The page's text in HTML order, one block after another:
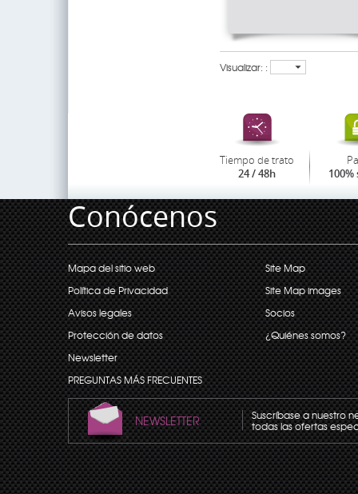
Visualizar: :
Tiempo de trato
24 / 48h 100%
Conócenos
Mapa del sitio web
Política de Privacidad
Avisos legales
Protección de datos
Newsletter
PREGUNTAS MÁS FRECUENTES
Site Map
Site Map images
Socios
¿Quiénes somos?
NEWSLETTER Suscríbase a nuestro
todas las ofertas